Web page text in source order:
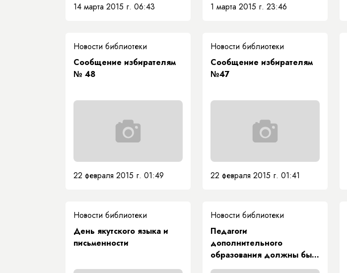
14 марта 2015 г. 06:43 1 марта 2015 г. 23:46
Новости библиотеки
Сообщение избирателям
№ 48
22 февраля 2015 г. 01:49
Новости библиотеки
Сообщение избирателям
№47
22 февраля 2015 г. 01:41
Новости библиотеки
День якутского языка и
письменности
Новости библиотеки
Педагоги
дополнительного
образования должны быть
творческими людьми.